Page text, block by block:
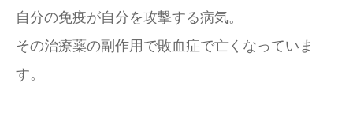
自分の免疫が自分を攻撃する病気。
その治療薬の副作用で敗血症で亡くなっていま
す。